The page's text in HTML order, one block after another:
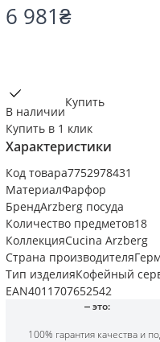
6 981₴
В наличии
Купить
Купить в 1 клик
Характеристики
Код товара7752978431
МатериалФарфор
БрендArzberg посуда
Количество предметов18
КоллекцияCucina Arzberg
Страна производителя
Тип изделияКофейный
EAN4011707652542
это:
100% гарантия качества и